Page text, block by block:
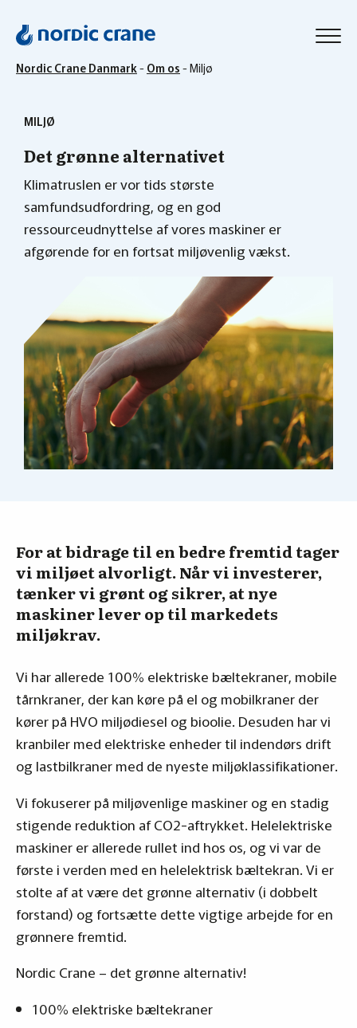
Nordic Crane Danmark- Om os -Miljø
MILJØ
Det grønne alternativet
Klimatruslen er vor tids største
samfundsudfordring, og en god
ressourceudnyttelse af vores maskiner er
afgørende for en fortsat miljøvenlig vækst.
For at bidrage til en bedre fremtid tager
vi miljøet alvorligt. Når vi investerer,
tænker vi grønt og sikrer, at nye
maskiner lever op til markedets
miljøkrav.
Vi har allerede 100% elektriske bæltekraner, mobile
tårnkraner, der kan køre på el og mobilkraner der
kører på HVO miljødiesel og bioolie. Desuden har vi
kranbiler med elektriske enheder til indendørs drift
og lastbilkraner med de nyeste miljøklassifikationer.
Vi fokuserer på miljøvenlige maskiner og en stadig
stigende reduktion af CO2-aftrykket. Helelektriske
maskiner er allerede rullet ind hos os, og vi var de
første i verden med en helelektrisk bæltekran. Vi er
stolte af at være det grønne alternativ (i dobbelt
forstand) og fortsætte dette vigtige arbejde for en
grønnere fremtid.
Nordic Crane – det grønne alternativ!
100% elektriske bæltekraner